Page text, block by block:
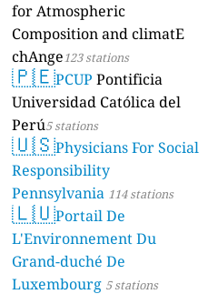
for Atmospheric
Composition and climatE
chAnge123 stations
🇵🇪PCUP Pontificia
Universidad Católica del
Perú5 stations
🇺🇸Physicians For Social
Responsibility
Pennsylvania 114 stations
🇱🇺Portail De
L'Environnement Du
Grand-duché De
Luxembourg 5 stations